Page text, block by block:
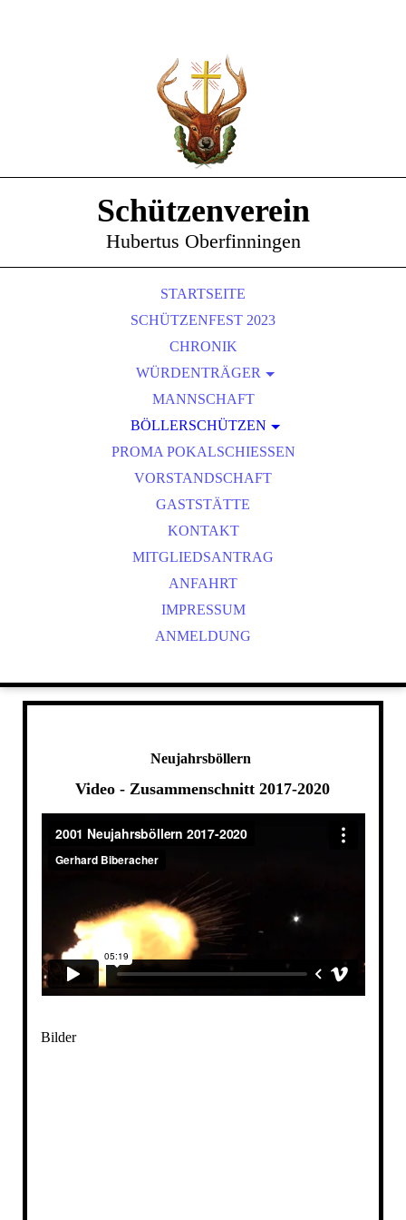
Schützenverein
Hubertus Oberfinningen
STARTSEITE
SCHÜTZENFEST 2023
CHRONIK
WÜRDENTRÄGER
SCHÜTZENKÖNIGE
VEREINSMEISTER
MANNSCHAFT
BÖLLERSCHÜTZEN
OKTOBERFEST & BÖLLERSCHIESSEN
BILDER HUBERTUSMESSE
VIDEO NEUJAHRSBÖLLERN
BILDER BÖLLER
PROMA POKALSCHIESSEN
VORSTANDSCHAFT
GASTSTÄTTE
KONTAKT
MITGLIEDSANTRAG
ANFAHRT
IMPRESSUM
ANMELDUNG
Neujahrsböllern
Video - Zusammenschnitt 2017-2020
Bilder